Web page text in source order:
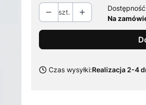
szt.
Na
Czas wysyłki:Realizacja 2-4